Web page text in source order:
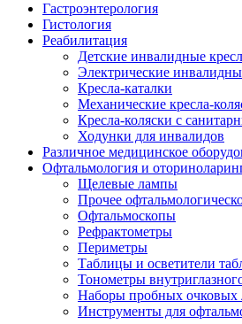
Гастроэнтерология
Гистология
Реабилитация
Детские инвалидные
Электрические
Кресла-каталки
Механические кресла-
Кресла-коляски с
Ходунки для инвалидов
Различное медицинское
Офтальмология и
Щелевые лампы
Прочее
Офтальмоскопы
Рефрактометры
Периметры
Таблицы и осветители
Тонометры
Наборы пробных очковых
Инструменты для